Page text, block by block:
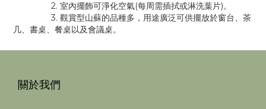
2. 室內擺飾可淨化空氣(每周需插拭或淋洗葉片)。
3. 觀賞型山蘇的品種多，用途廣泛可供擺放於窗台、茶
几、書桌、餐桌以及會議桌。
關於我們